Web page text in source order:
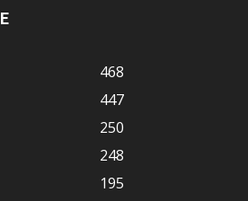
468
447
250
248
195